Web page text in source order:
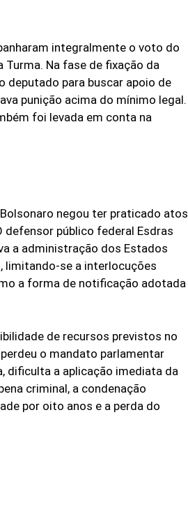
integralmente o voto do
Na fase de fixação da
deputado para buscar apoio de
punição acima do mínimo legal.
foi levada em conta na
negou ter praticado atos
defensor público federal Esdras
a administração dos Estados
limitando-se a interlocuções
a forma de notificação adotada
de recursos previstos no
o mandato parlamentar
dificulta a aplicação imediata da
criminal, a condenação
por oito anos e a perda do